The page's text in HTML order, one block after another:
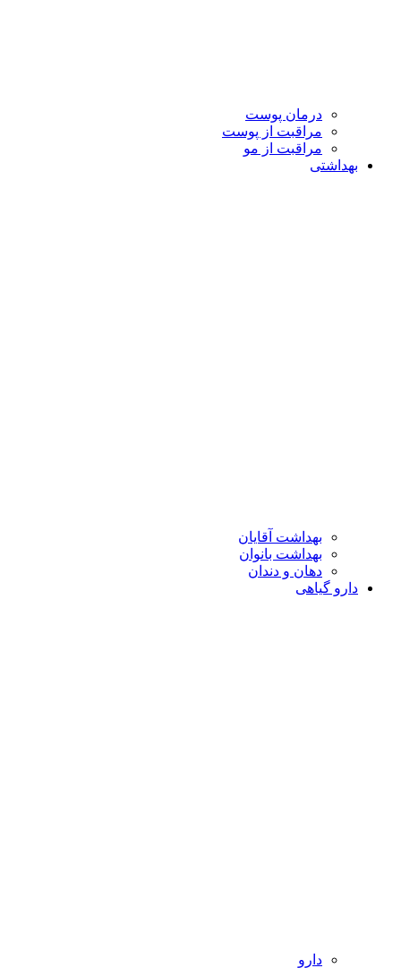
درمان پوست
مراقبت از پوست
مراقبت از مو
بهداشتی
بهداشت آقایان
بهداشت بانوان
دهان و دندان
دارو گیاهی
دارو